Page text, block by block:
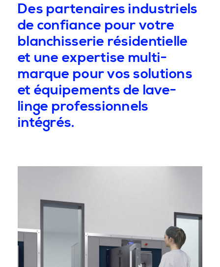
Des partenaires industriels
de confiance pour votre
blanchisserie résidentielle
et une expertise multi-
marque pour vos solutions
et équipements de lave-
linge professionnels
intégrés.